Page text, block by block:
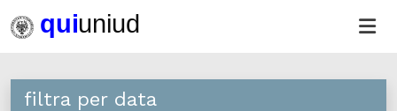
filtra per data